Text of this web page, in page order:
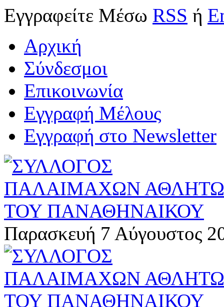
Εγγραφείτε Μέσω RSS ή
Αρχική
Σύνδεσμοι
Επικοινωνία
Εγγραφή Μέλους
Εγγραφή στο Newsletter
Παρασκευή 7 Αύγουστος